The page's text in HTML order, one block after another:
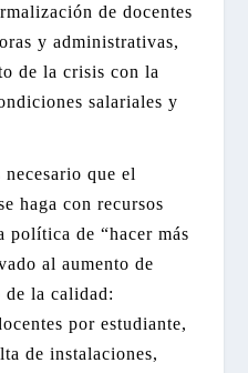
de docentes
y administrativas,
de la crisis con la
salariales y
que el
haga con recursos
política de “hacer más
al aumento de
de la calidad:
por estudiante,
de instalaciones,